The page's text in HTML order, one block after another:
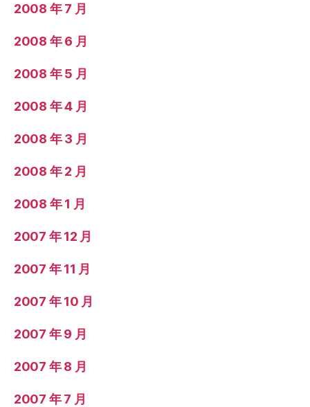
2008 年 7 月
2008 年 6 月
2008 年 5 月
2008 年 4 月
2008 年 3 月
2008 年 2 月
2008 年 1 月
2007 年 12 月
2007 年 11 月
2007 年 10 月
2007 年 9 月
2007 年 8 月
2007 年 7 月